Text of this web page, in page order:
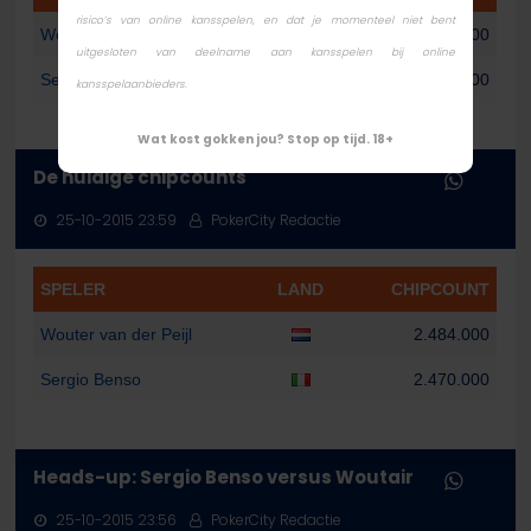
Wouter van der Peijl 2.599.000
Sergio Benso 2.355.000
De huidige chipcounts
25-10-2015 23:59 PokerCity Redactie
SPELER LAND CHIPCOUNT
Wouter van der Peijl 2.484.000
Sergio Benso 2.470.000
Heads-up: Sergio Benso versus Woutair
25-10-2015 23:56 PokerCity Redactie
risico’s van online kansspelen, en dat je momenteel niet bent
uitgesloten van deelname aan kansspelen bij online
kansspelaanbieders.
Wat kost gokken jou? Stop op tijd. 18+